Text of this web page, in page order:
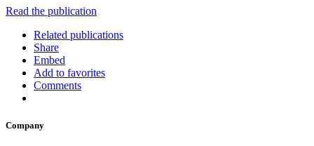
Read the publication
Related publications
Share
Embed
Add to favorites
Comments
Company